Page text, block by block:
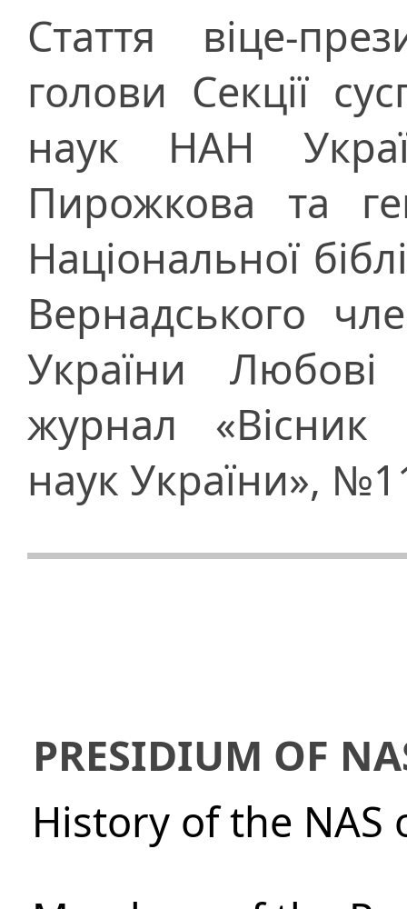
Стаття віце-
голови Секції
наук НАН
Пирожкова та
Національної
Вернадського
України Любові
журнал «Вісник
наук України»,
PRESIDIUM OF
History of the NAS